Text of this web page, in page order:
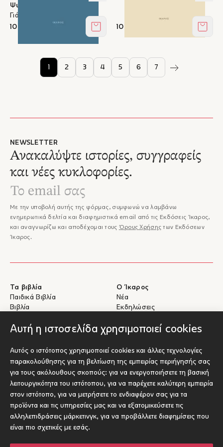
Αυτή η ιστοσελίδα χρησιμοποιεί cookies
Αυτός ο ιστότοπος χρησιμοποιεί cookies και άλλες τεχνολογίες
παρακολούθησης για τη βελτίωση της εμπειρίας περιήγησής σας
για τους ακόλουθους σκοπούς: για να ενεργοποιήσετε τη βασική
λειτουργικότητα του ιστότοπου, για να παρέχετε καλύτερη εμπειρία
στον ιστότοπο, για να μετρήσετε το ενδιαφέρον σας για τα
προϊόντα και τις υπηρεσίες μας και να εξατομικεύσετε τις
αλληλεπιδράσεις μάρκετινγκ, για να προβάλλετε διαφημίσεις που
είναι πιο σχετικές με εσάς.
Ψυχοπαίδη
Γιάννης Μεταξάς
10,80 €
Στο καλάθι10,80 € Στο
1 2 3 4 5 6 7
NEWSLETTER
Ανακαλύψτε ιστορίες, συγγραφείς
και νέες κυκλοφορίες.
Με την υποβολή αυτής της φόρμας, συμφωνώ να λαμβάνω
ενημερωτικά δελτία και διαφημιστικά email από τις Εκδόσεις Ίκαρος,
και αναγνωρίζω και αποδέχομαι τους Όρους Χρήσης των Εκδόσεων
Ίκαρος.
Τα βιβλία
Παιδικά Βιβλία
Βιβλία
Ο Ίκαρος
Νέα
Εκδηλώσεις
Βοήθεια
Αποστολές & Επιστροφές
Πληρωμές & Ασφάλεια
Σχετικά με τα eBooks
Επικοινωνία
Για Συγγραφείς
Υποβολή έργου προς έκδοση
Socials